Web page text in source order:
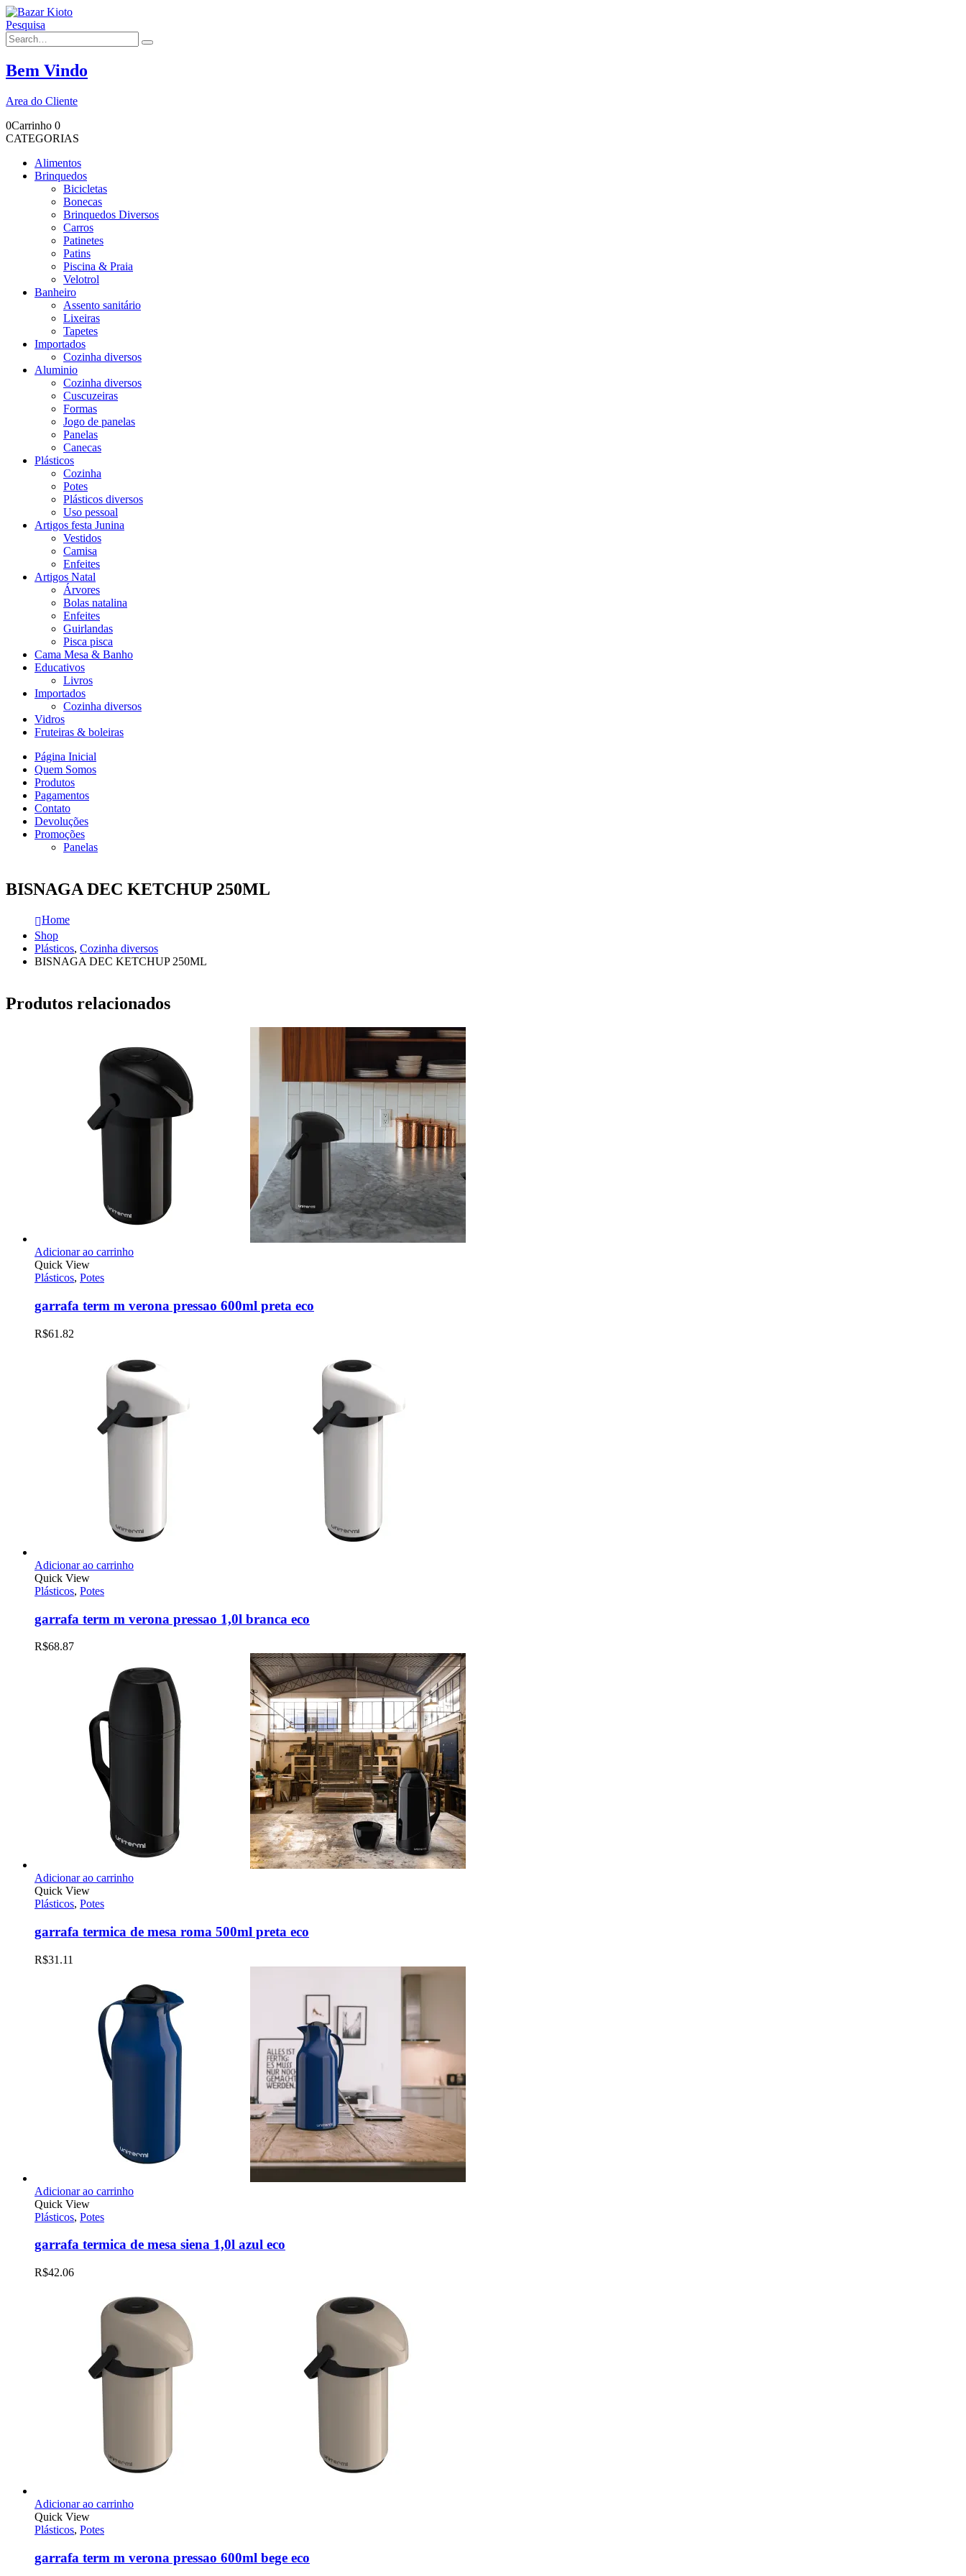
Pesquisa
Bem Vindo
Area do Cliente
0Carrinho 0
CATEGORIAS
Alimentos
Brinquedos
Bicicletas
Bonecas
Brinquedos Diversos
Carros
Patinetes
Patins
Piscina & Praia
Velotrol
Banheiro
Assento sanitário
Lixeiras
Tapetes
Importados
Cozinha diversos
Aluminio
Cozinha diversos
Cuscuzeiras
Formas
Jogo de panelas
Panelas
Canecas
Plásticos
Cozinha
Potes
Plásticos diversos
Uso pessoal
Artigos festa Junina
Vestidos
Camisa
Enfeites
Artigos Natal
Árvores
Bolas natalina
Enfeites
Guirlandas
Pisca pisca
Cama Mesa & Banho
Educativos
Livros
Importados
Cozinha diversos
Vidros
Fruteiras & boleiras
Página Inicial
Quem Somos
Produtos
Pagamentos
Contato
Devoluções
Promoções
Panelas
BISNAGA DEC KETCHUP 250ML
Home
Shop
Plásticos, Cozinha diversos
BISNAGA DEC KETCHUP 250ML
Produtos relacionados
Adicionar ao carrinho
Quick View
Plásticos, Potes
garrafa term m verona pressao 600ml preta eco
R$61.82
Adicionar ao carrinho
Quick View
Plásticos, Potes
garrafa term m verona pressao 1,0l branca eco
R$68.87
Adicionar ao carrinho
Quick View
Plásticos, Potes
garrafa termica de mesa roma 500ml preta eco
R$31.11
Adicionar ao carrinho
Quick View
Plásticos, Potes
garrafa termica de mesa siena 1,0l azul eco
R$42.06
Adicionar ao carrinho
Quick View
Plásticos, Potes
garrafa term m verona pressao 600ml bege eco